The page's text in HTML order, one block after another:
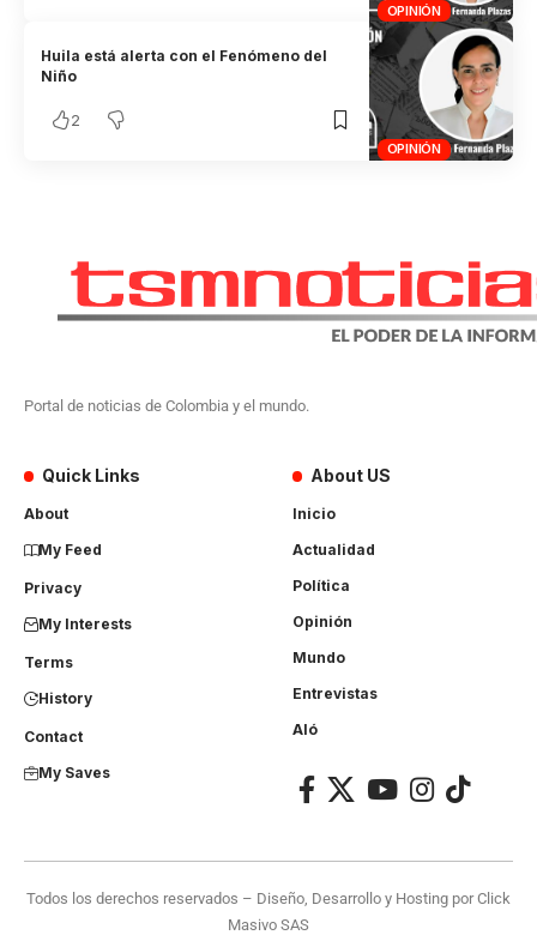
OPINIÓN
OPINIÓN
Huila está alerta con el Fenómeno del
Niño
2
Portal de noticias de Colombia y el mundo.
Quick Links
About
My Feed
Privacy
My Interests
Terms
History
Contact
My Saves
About US
Inicio
Actualidad
Política
Opinión
Mundo
Entrevistas
Aló
Todos los derechos reservados – Diseño, Desarrollo y Hosting porClick
Masivo SAS